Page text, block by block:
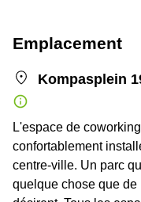
Emplacement
Kompasplein
L'espace de
confortablement
centre-ville. Un parc
quelque chose que